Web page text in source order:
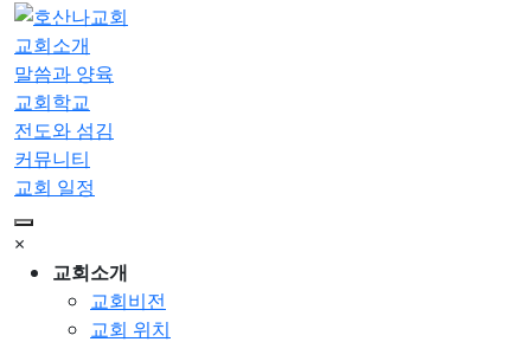
교회소개
말씀과 양육
교회학교
전도와 섬김
커뮤니티
교회 일정
×
교회소개
교회비전
교회 위치